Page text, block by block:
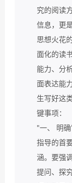
究的阅读
信息，更
思想火花
面化的读
能力、分
面表达能
生写好这
键事项：
"一、 明
指导的首
涵。要强
提问、探